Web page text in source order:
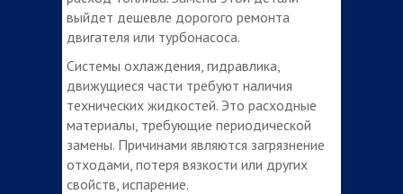
выйдет дешевле дорогого ремонта
двигателя или турбонасоса.
Системы охлаждения, гидравлика,
движущиеся части требуют наличия
технических жидкостей. Это расходные
материалы, требующие периодической
замены. Причинами являются загрязнение
отходами, потеря вязкости или других
свойств, испарение.